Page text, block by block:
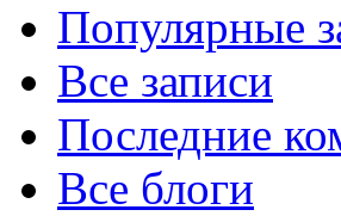
Популярные
Все записи
Последние
Все блоги